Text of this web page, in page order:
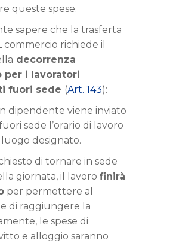
queste spese.
sapere che la trasferta
commercio richiede il
decorrenza
per i lavoratori
fuori sede (Art. 143):
dipendente viene inviato
sede l’orario di lavoro
designato.
di tornare in sede
giornata, il lavoro finirà
per permettere al
di raggiungere la
le spese di
e alloggio saranno